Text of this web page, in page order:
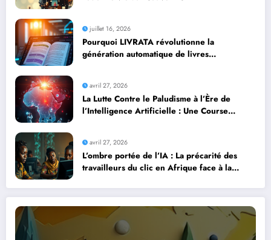
juillet 16, 2026
Pourquoi LIVRATA révolutionne la
génération automatique de livres
avril 27, 2026
La Lutte Contre le Paludisme à l’Ère de
l’Intelligence Artificielle : Une Course
avril 27, 2026
L’ombre portée de l’IA : La précarité des
travailleurs du clic en Afrique face à la